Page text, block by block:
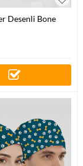
Desenli Bone
Kumaş)